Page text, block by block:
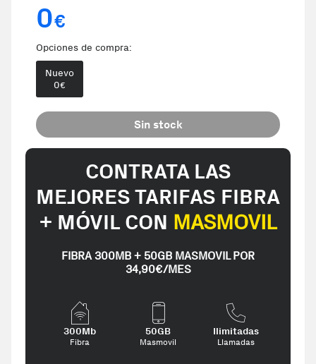
0€
Opciones de compra:
Nuevo
0€
Sin stock
CONTRATA LAS
MEJORES TARIFAS FIBRA
+ MÓVIL CON MASMOVIL
FIBRA 300MB + 50GB MASMOVIL POR
34,90€/MES
300Mb
Fibra
50GB
Masmovil
Ilimitadas
Llamadas